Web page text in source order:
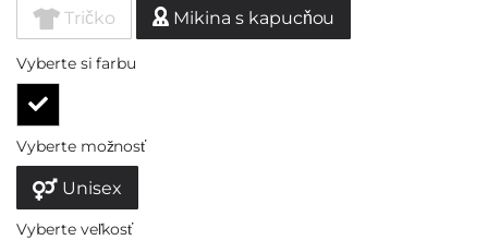
Tričko Mikina s kapucňou
Vyberte si farbu
Vyberte možnosť
Unisex
Vyberte veľkosť